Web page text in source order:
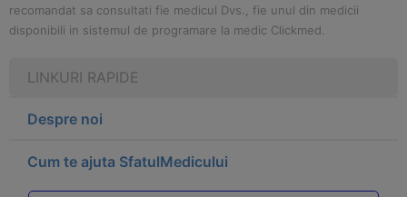
recomandat sa consultati fie medicul Dvs., fie unul din medicii
disponibili in sistemul de programare la medic Clickmed.
LINKURI RAPIDE
Despre noi
Cum te ajuta SfatulMedicului